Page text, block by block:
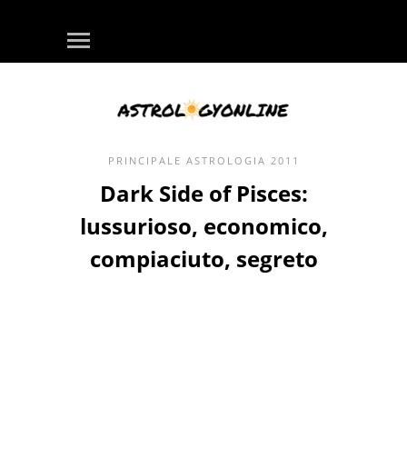
PRINCIPALE ASTROLOGIA 2011
Dark Side of Pisces:
lussurioso, economico,
compiaciuto, segreto